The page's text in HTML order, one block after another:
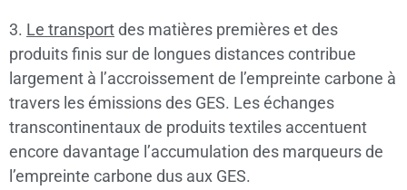
3. Le transportdes matières premières et des
produits finis sur de longues distances contribue
largement à l’accroissement de l’empreinte carbone à
travers les émissions des GES. Les échanges
transcontinentaux de produits textiles accentuent
encore davantage l’accumulation des marqueurs de
l’empreinte carbone dus aux GES.